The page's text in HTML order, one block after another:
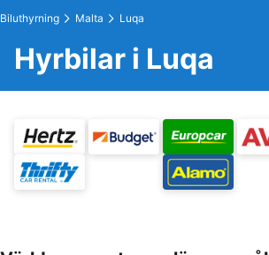
Biluthyrning Malta Luqa
Hyrbilar i Luqa